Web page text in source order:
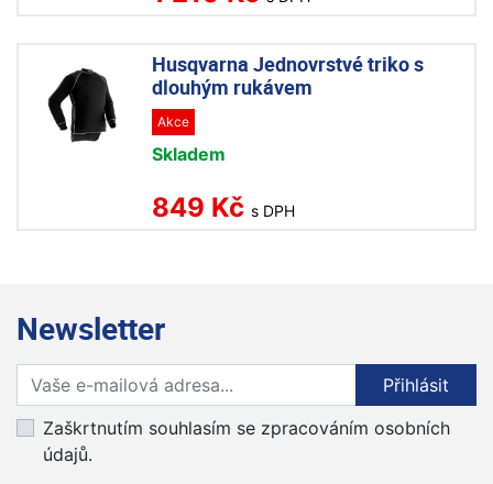
Husqvarna Jednovrstvé triko s
dlouhým rukávem
Akce
Skladem
849 Kč s DPH
Newsletter
Přihlaste se k odběru novinek
Přihlásit
Zaškrtnutím souhlasím se zpracováním osobních
údajů.